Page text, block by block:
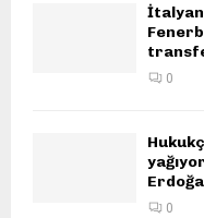
İtalyan
0
0